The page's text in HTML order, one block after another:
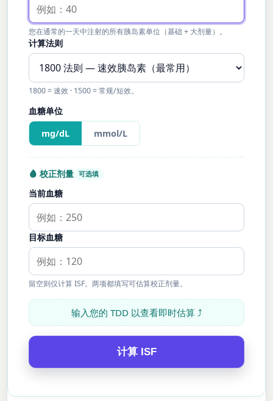
您在通常的一天中注射的所有胰岛素单位（基础 + 大剂量）。
计算法则
1800 = 速效 · 1500 = 常规/短效。
血糖单位
mg/dL
mmol/L
🩸 校正剂量 可选填
当前血糖
目标血糖
留空则仅计算 ISF。两项都填写可估算校正剂量。
输入您的 TDD 以查看即时估算 ⤴
计算 ISF